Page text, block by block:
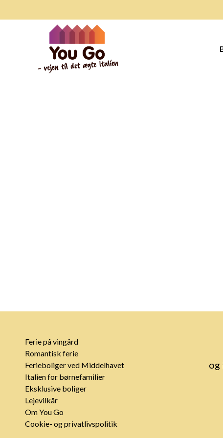
Ferie på vingård
Romantisk ferie
Ferieboliger ved Middelhavet
Italien for børnefamilier
Eksklusive boliger
Lejevilkår
Om You Go
Cookie- og privatlivspolitik
og